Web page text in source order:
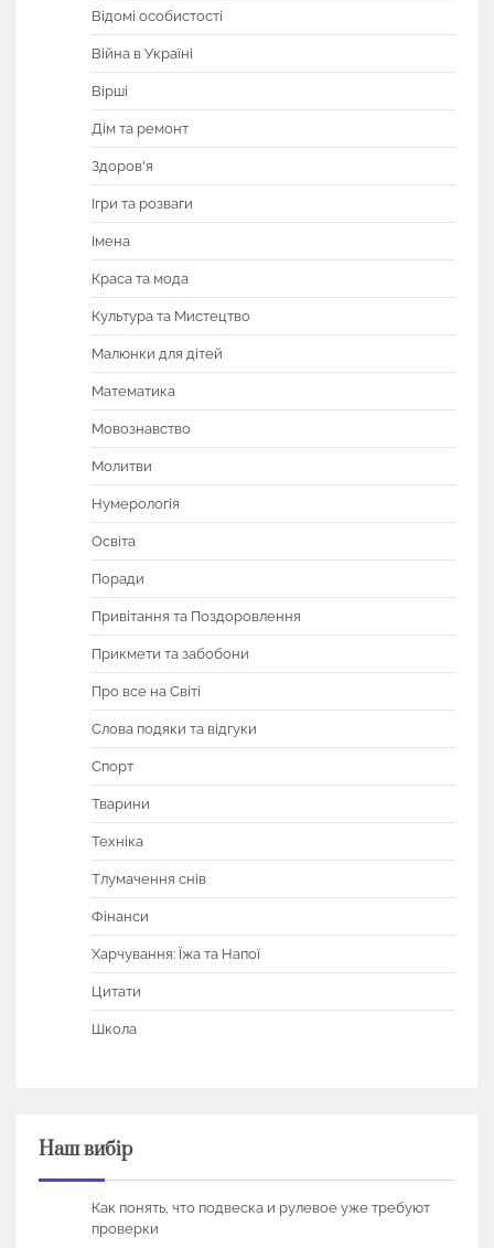
Відомі особистості
Війна в Україні
Вірші
Дім та ремонт
Здоров'я
Ігри та розваги
Імена
Краса та мода
Культура та Мистецтво
Малюнки для дітей
Математика
Мовознавство
Молитви
Нумерологія
Освіта
Поради
Привітання та Поздоровлення
Прикмети та забобони
Про все на Світі
Слова подяки та відгуки
Спорт
Тварини
Техніка
Тлумачення снів
Фінанси
Харчування: Їжа та Напої
Цитати
Школа
Наш вибір
Как понять, что подвеска и рулевое уже требуют
проверки